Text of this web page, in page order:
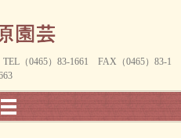
（0465）83-1661 FAX（0465）83-1